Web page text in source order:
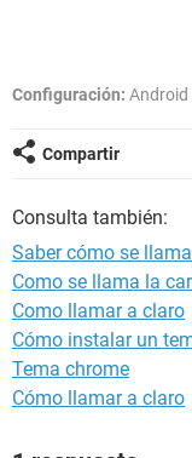
Configuración: Android
Compartir
Consulta también:
Saber cómo se
Como se llama la
Como llamar a claro
Cómo instalar un
Tema chrome
Cómo llamar a claro